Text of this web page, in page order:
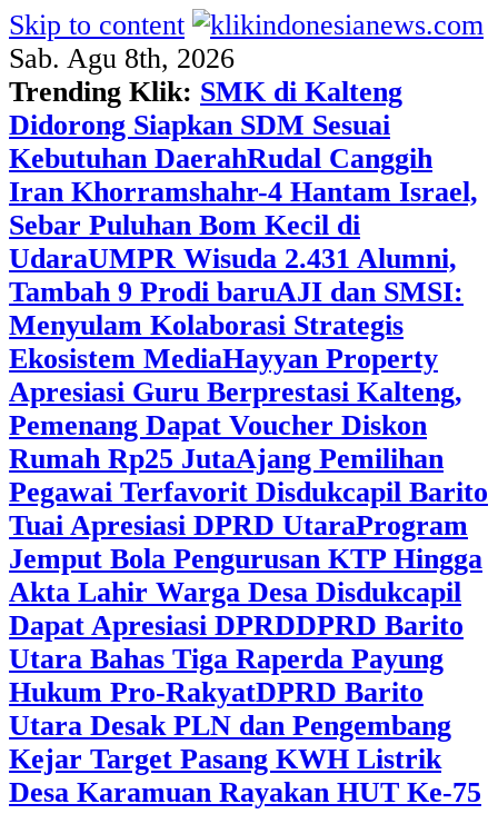
Skip to content
Sab. Agu 8th, 2026
Trending Klik: SMK di Kalteng
Didorong Siapkan SDM Sesuai
Kebutuhan DaerahRudal Canggih
Iran Khorramshahr-4 Hantam Israel,
Sebar Puluhan Bom Kecil di
UdaraUMPR Wisuda 2.431 Alumni,
Tambah 9 Prodi baruAJI dan SMSI:
Menyulam Kolaborasi Strategis
Ekosistem MediaHayyan Property
Apresiasi Guru Berprestasi Kalteng,
Pemenang Dapat Voucher Diskon
Rumah Rp25 JutaAjang Pemilihan
Pegawai Terfavorit Disdukcapil Barito
Tuai Apresiasi DPRD UtaraProgram
Jemput Bola Pengurusan KTP Hingga
Akta Lahir Warga Desa Disdukcapil
Dapat Apresiasi DPRDDPRD Barito
Utara Bahas Tiga Raperda Payung
Hukum Pro-RakyatDPRD Barito
Utara Desak PLN dan Pengembang
Kejar Target Pasang KWH Listrik
Desa Karamuan Rayakan HUT Ke-75